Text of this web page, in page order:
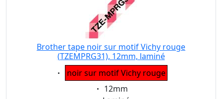
Brother tape noir sur motif Vichy rouge
(TZEMPRG31), 12mm, laminé
Eigenschaft:
noir sur motif Vichy rouge
Eigenschaft:
12mm